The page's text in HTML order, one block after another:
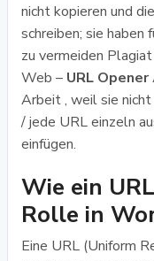
nicht kopieren und
schreiben; sie
zu vermeiden
Web – URL Opener
Arbeit , weil sie nicht
/ jede URL einzeln
einfügen.
Wie ein
Rolle in
Eine URL (Uniform